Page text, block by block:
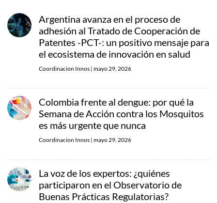
Argentina avanza en el proceso de
adhesión al Tratado de Cooperación de
Patentes -PCT-: un positivo mensaje para
el ecosistema de innovación en salud
Coordinacion Innos | mayo 29, 2026
Colombia frente al dengue: por qué la
Semana de Acción contra los Mosquitos
es más urgente que nunca
Coordinacion Innos | mayo 29, 2026
La voz de los expertos: ¿quiénes
participaron en el Observatorio de
Buenas Prácticas Regulatorias?